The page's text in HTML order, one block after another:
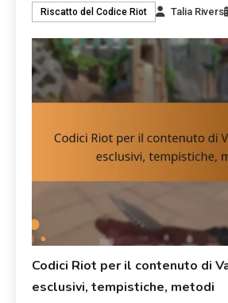
Riscatto del Codice Riot Talia Rivers
Codici Riot per il contenuto di
esclusivi, tempistiche, metodi